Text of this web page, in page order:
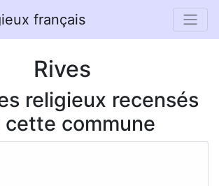
français
Rives
religieux recensés
cette commune